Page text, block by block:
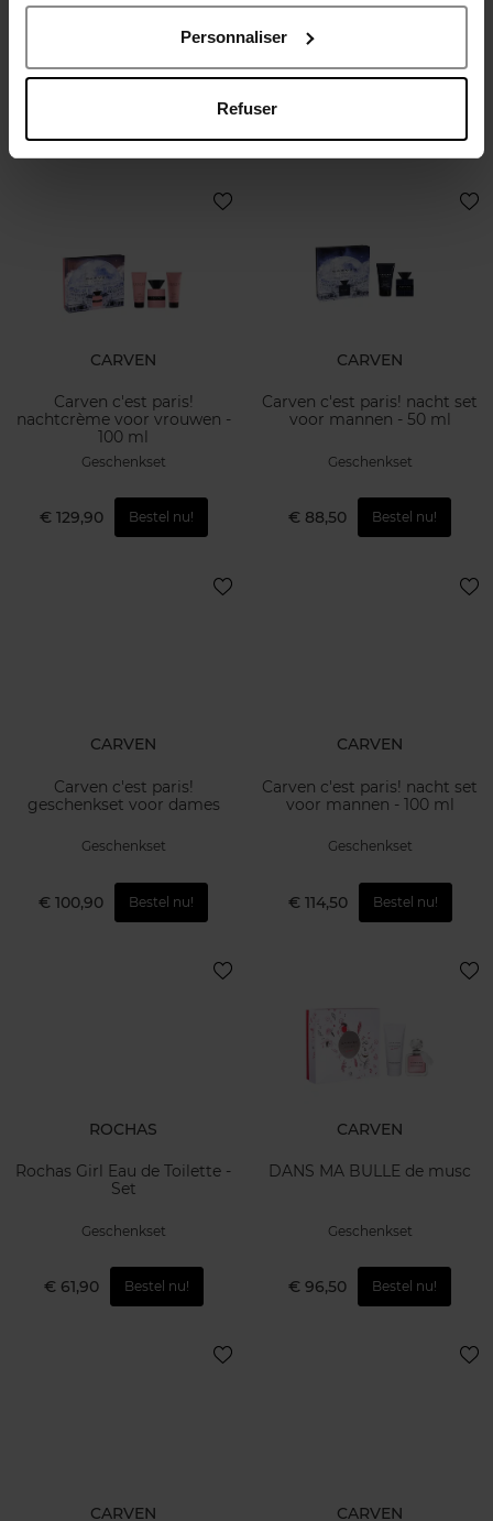
Personnaliser
Refuser
mademoiselle petite libellule
Eau de Toilette
nachtcrème voor vrouwen -
Geschenkset
CARVEN
Carven c'est paris!
nachtcrème voor vrouwen -
100 ml
Geschenkset
€ 129,90 Bestel nu!
CARVEN
Carven c'est paris! nacht set
voor mannen - 50 ml
Geschenkset
€ 88,50 Bestel nu!
CARVEN
Carven c'est paris!
geschenkset voor dames
Geschenkset
€ 100,90 Bestel nu!
CARVEN
Carven c'est paris! nacht set
voor mannen - 100 ml
Geschenkset
€ 114,50 Bestel nu!
ROCHAS
Rochas Girl Eau de Toilette -
Set
Geschenkset
€ 61,90 Bestel nu!
CARVEN
DANS MA BULLE de musc
Geschenkset
€ 96,50 Bestel nu!
CARVEN CARVEN